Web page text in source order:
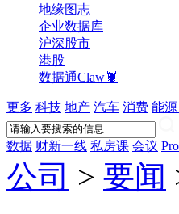
地缘图志
企业数据库
沪深股市
港股
数据通Claw🦞
更多 科技 地产 汽车 消费 能源
数据 财新一线 私房课 会议
公司 > 要闻